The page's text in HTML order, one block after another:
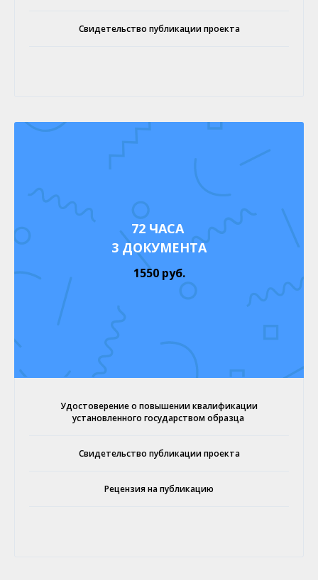
Свидетельство публикации проекта
72 ЧАСА
3 ДОКУМЕНТА
1550 руб.
Удостоверение о повышении квалификации
установленного государством образца
Свидетельство публикации проекта
Рецензия на публикацию